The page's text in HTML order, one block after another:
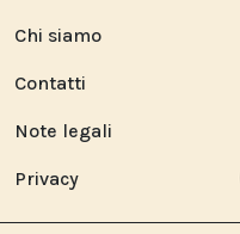
Chi siamo
Contatti
Note legali
Privacy